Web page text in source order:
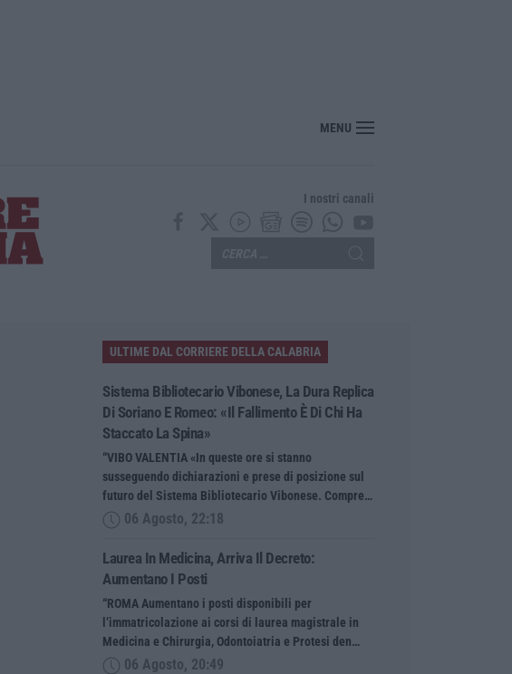
La rivista “America Journals” celebra lo stilista Anton Giulio Grande
MENU
I nostri canali
ULTIME DAL CORRIERE DELLA CALABRIA
Sistema Bibliotecario Vibonese, La Dura Replica
Di Soriano E Romeo: «Il Fallimento È Di Chi Ha
Staccato La Spina»
“VIBO VALENTIA «In queste ore si stanno
susseguendo dichiarazioni e prese di posizione sul
futuro del Sistema Bibliotecario Vibonese. Compre…
06 Agosto, 22:18
Laurea In Medicina, Arriva Il Decreto:
Aumentano I Posti
“ROMA Aumentano i posti disponibili per
l’immatricolazione ai corsi di laurea magistrale in
Medicina e Chirurgia, Odontoiatria e Protesi den…
06 Agosto, 20:49